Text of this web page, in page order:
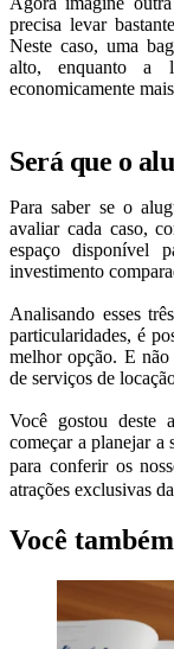
precisa levar
Neste caso, uma
alto, enquanto a
economicamente
Será que o
Para saber se o
avaliar cada caso,
espaço disponível
investimento
Analisando esses
particularidades, é
melhor opção. E não
de serviços de
Você gostou deste
começar a planejar a
para conferir os
atrações exclusivas
Você